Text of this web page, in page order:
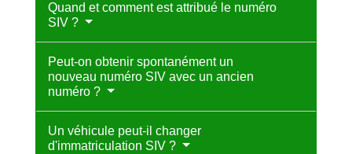
Quand et comment est attribué le numéro
SIV ?
Peut-on obtenir spontanément un
nouveau numéro SIV avec un ancien
numéro ?
Un véhicule peut-il changer
d'immatriculation SIV ?